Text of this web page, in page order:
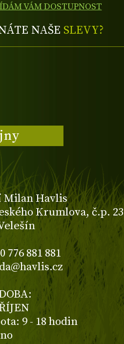
VÁM DOSTUPNOST
NAŠE SLEVY?
Havlis
Krumlova, č.p. 23
776 881 881
9 - 18 hodin